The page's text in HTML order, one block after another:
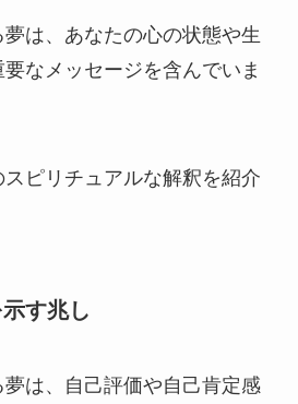
は、あなたの心の状態や生
なメッセージを含んでいま
ピリチュアルな解釈を紹介
す兆し
は、自己評価や自己肯定感